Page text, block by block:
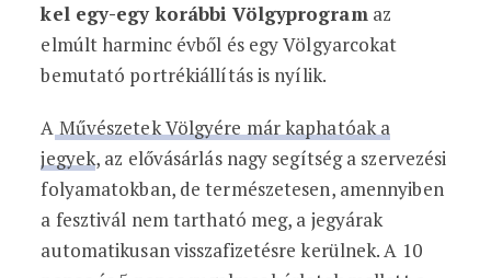
kel egy-egy korábbi Völgyprogramaz
elmúlt harminc évből és egy Völgyarcokat
bemutató portrékiállítás is nyílik.
A Művészetek Völgyére már kaphatóak a
jegyek, az elővásárlás nagy segítség a szervezési
folyamatokban, de természetesen, amennyiben
a fesztivál nem tartható meg, a jegyárak
automatikusan visszafizetésre kerülnek. A 10